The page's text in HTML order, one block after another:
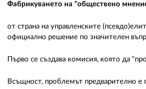
Фабрикуването на "обществено
от страна на управленските
официално решение по значителен
Първо се създава комисия, която да
Всъщност, проблемът предварително е